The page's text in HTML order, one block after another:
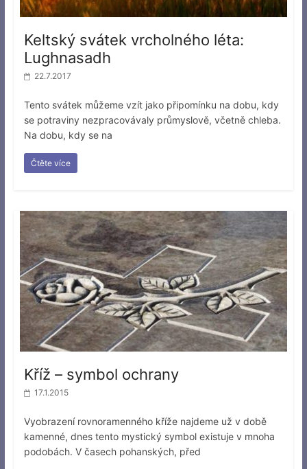
Keltský svátek vrcholného léta:
Lughnasadh
22.7.2017
Tento svátek můžeme vzít jako připomínku na dobu, kdy
se potraviny nezpracovávaly průmyslově, včetně chleba.
Na dobu, kdy se na
Čtěte více
Kříž – symbol ochrany
17.1.2015
Vyobrazení rovnoramenného kříže najdeme už v době
kamenné, dnes tento mystický symbol existuje v mnoha
podobách. V časech pohanských, před